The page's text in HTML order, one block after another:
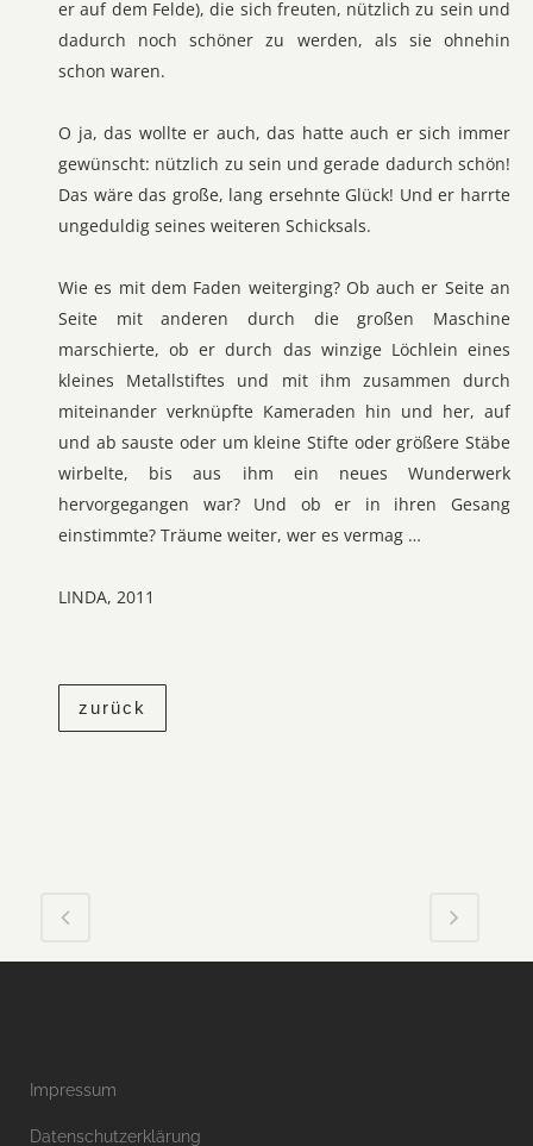
er auf dem Felde), die sich freuten, nützlich zu sein und
dadurch noch schöner zu werden, als sie ohnehin
schon waren.
O ja, das wollte er auch, das hatte auch er sich immer
gewünscht: nützlich zu sein und gerade dadurch schön!
Das wäre das große, lang ersehnte Glück! Und er harrte
ungeduldig seines weiteren Schicksals.
Wie es mit dem Faden weiterging? Ob auch er Seite an
Seite mit anderen durch die großen Maschine
marschierte, ob er durch das winzige Löchlein eines
kleines Metallstiftes und mit ihm zusammen durch
miteinander verknüpfte Kameraden hin und her, auf
und ab sauste oder um kleine Stifte oder größere Stäbe
wirbelte, bis aus ihm ein neues Wunderwerk
hervorgegangen war? Und ob er in ihren Gesang
einstimmte? Träume weiter, wer es vermag …
LINDA, 2011
zurück
Impressum
Datenschutzerklärung